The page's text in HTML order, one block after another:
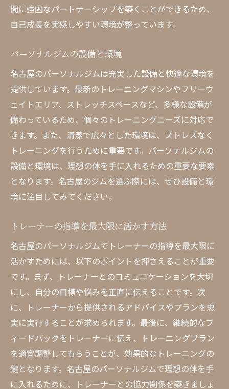
間に強固なパートナーシップを築くことができるため、
自己成長を実感しやすい環境が整っています。
パーソナルジムの設備と環境
名古屋のパーソナルジムは充実した設備と快適な環境を
提供しています。最新のトレーニングマシンやフリーウ
ェイトエリア、ストレッチスペースなど、多様な設備が
備わっているため、個々のトレーニングニーズに対応で
きます。また、清潔で広々とした環境は、ストレスなく
トレーニングを行うために重要です。パーソナルジムの
設備と環境は、理想の体を手に入れるための重要な要素
となります。名古屋のジムを選ぶ際には、ぜひ設備と環
境に注目してみてください。
トレーナーの指導を最大限に活かす方法
名古屋のパーソナルジムでトレーナーの指導を最大限に
活かすためには、以下のポイントを押さえることが重要
です。まず、トレーナーとのコミュニケーションを大切
にし、自分の目標や悩みを正直に伝えることです。次
に、トレーナーから提供されるアドバイスやプランを忠
実に実行することが求められます。最後に、継続的なフ
ィードバックをトレーナーに伝え、トレーニングプラン
を適宜調整してもらうことが、効果的なトレーニングの
鍵となります。名古屋のパーソナルジムで理想の体を手
に入れるために、トレーナーとの協力関係を築きましょ